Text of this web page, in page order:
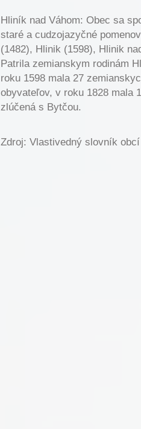
Hliník nad Váhom: Obec sa
staré a cudzojazyčné
(1482), Hlinik (1598), Hlinik
Patrila zemianskym rodinám
roku 1598 mala 27
obyvateľov, v roku 1828 mala
zlúčená s Bytčou.
Zdroj: Vlastivedný slovník